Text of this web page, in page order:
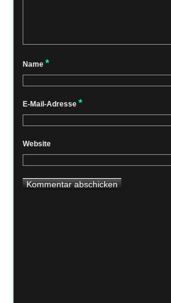
Name *
E-Mail-Adresse *
Website